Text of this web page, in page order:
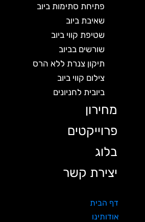
פתיחת סתימות ביוב
שאיבת ביוב
שטיפת קווי ביוב
שורשים בביוב
תיקון צנרת ללא הרס
צילום קווי ביוב
ביובית לחניונים
מחירון
פרוייקטים
בלוג
יצירת קשר
דף הבית
אודותינו